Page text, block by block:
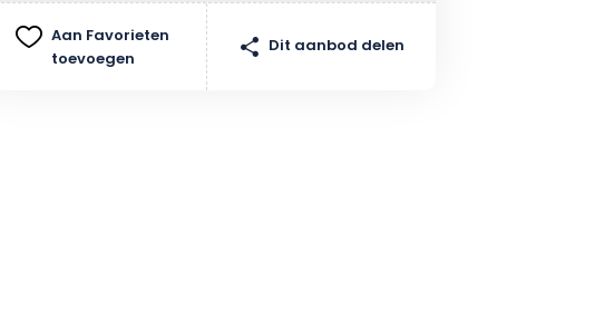
Aan Favorieten
toevoegen
Dit aanbod delen